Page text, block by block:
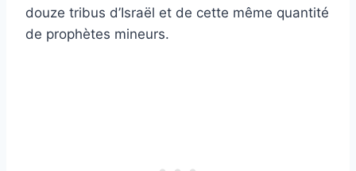
douze tribus d’Israël et de cette même quantité
de prophètes mineurs.